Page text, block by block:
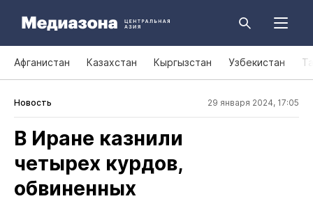
Афганистан Казахстан Кыргызстан Узбекистан
Новость 29 января 2024, 17:05
В Иране казнили
четырех курдов,
обвиненных